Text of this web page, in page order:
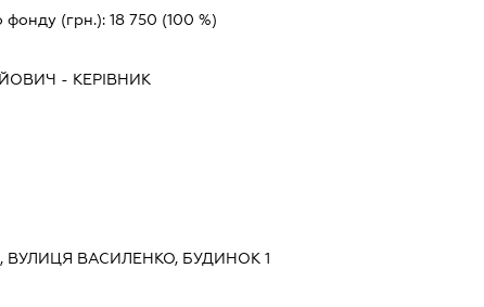
фонду (грн.):18 750 (100 %)
- КЕРІВНИК
ВУЛИЦЯ ВАСИЛЕНКО, БУДИНОК 1